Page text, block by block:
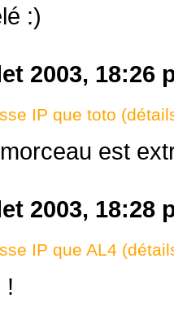
:)
2003, 18:26
IP que toto
est
2003, 18:28
IP que AL4
!